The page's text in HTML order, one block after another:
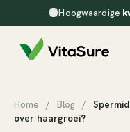
Hoogwaardige
Home / Blog /
over haargroei?